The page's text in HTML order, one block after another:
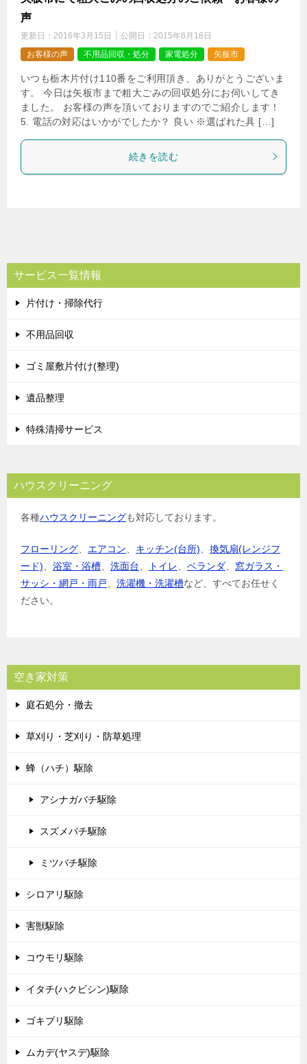
声
更新日： 2016年3月15日 公開日： 2015年6月18日
お客様の声
不用品回収・処分 家電処分 矢板市
いつも栃木片付け110番をご利用頂き、ありがとうございま
す。 今日は矢板市まで粗大ごみの回収処分にお伺いしてき
ました。 お客様の声を頂いておりますのでご紹介します！
5. 電話の対応はいかがでしたか？ 良い ※選ばれた具 […]
続きを読む
サービス一覧情報
片付け・掃除代行
不用品回収
ゴミ屋敷片付け(整理)
遺品整理
特殊清掃サービス
ハウスクリーニング
各種ハウスクリーニングも対応しております。
フローリング エアコン キッチン(台所)
換気扇(レンジフ
ード)
浴室・浴槽 洗面台 トイレ ベランダ
窓ガラス・
サッシ・網戸・雨戸
洗濯機・洗濯槽など、すべてお任せく
ださい。
空き家対策
庭石処分・撤去
草刈り・芝刈り・防草処理
蜂（ハチ）駆除
アシナガバチ駆除
スズメバチ駆除
ミツバチ駆除
シロアリ駆除
害獣駆除
コウモリ駆除
イタチ(ハクビシン)駆除
ゴキブリ駆除
ムカデ(ヤスデ)駆除